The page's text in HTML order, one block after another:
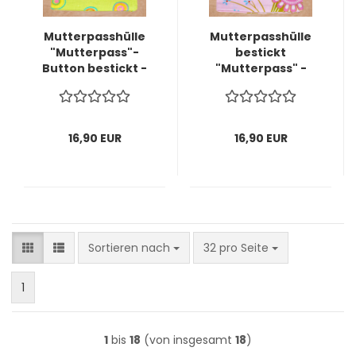
Mutterpasshülle
"Mutterpass"-
Button bestickt -
16,90 EUR
Mutterpasshülle
bestickt
"Mutterpass" -
lieferbar-
16,90 EUR
Sortieren nach
Sortieren nach 32 pro Seite
pro Seite
1
1 bis 18 (von insgesamt 18)